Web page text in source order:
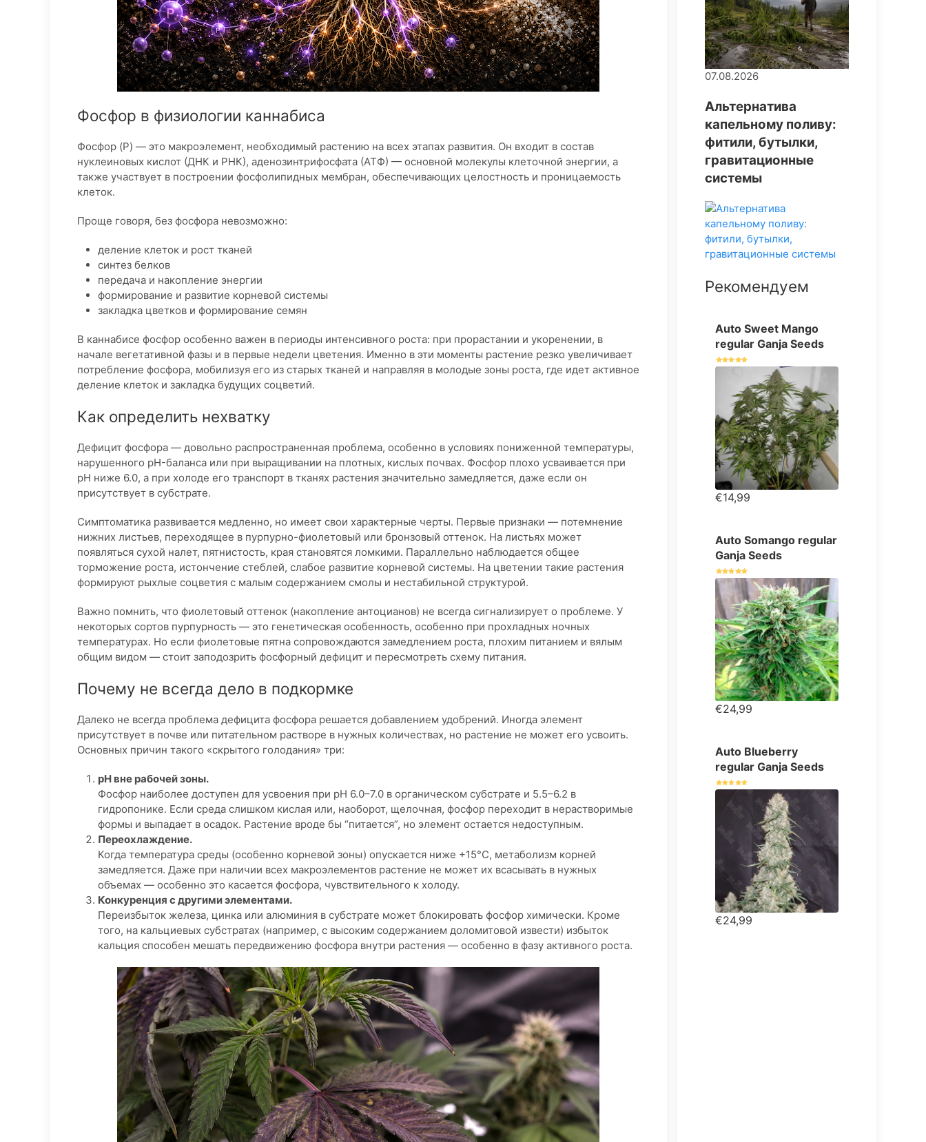
Фосфор в физиологии каннабиса
Фосфор (P) — это макроэлемент, необходимый растению на всех этапах развития. Он входит в состав
нуклеиновых кислот (ДНК и РНК), аденозинтрифосфата (АТФ) — основной молекулы клеточной энергии, а
также участвует в построении фосфолипидных мембран, обеспечивающих целостность и проницаемость
клеток.
Проще говоря, без фосфора невозможно:
деление клеток и рост тканей
синтез белков
передача и накопление энергии
формирование и развитие корневой системы
закладка цветков и формирование семян
В каннабисе фосфор особенно важен в периоды интенсивного роста: при прорастании и укоренении, в
начале вегетативной фазы и в первые недели цветения. Именно в эти моменты растение резко увеличивает
потребление фосфора, мобилизуя его из старых тканей и направляя в молодые зоны роста, где идет активное
деление клеток и закладка будущих соцветий.
Как определить нехватку
Дефицит фосфора — довольно распространенная проблема, особенно в условиях пониженной температуры,
нарушенного pH-баланса или при выращивании на плотных, кислых почвах. Фосфор плохо усваивается при
pH ниже 6.0, а при холоде его транспорт в тканях растения значительно замедляется, даже если он
присутствует в субстрате.
Симптоматика развивается медленно, но имеет свои характерные черты. Первые признаки — потемнение
нижних листьев, переходящее в пурпурно-фиолетовый или бронзовый оттенок. На листьях может
появляться сухой налет, пятнистость, края становятся ломкими. Параллельно наблюдается общее
торможение роста, истончение стеблей, слабое развитие корневой системы. На цветении такие растения
формируют рыхлые соцветия с малым содержанием смолы и нестабильной структурой.
Важно помнить, что фиолетовый оттенок (накопление антоцианов) не всегда сигнализирует о проблеме. У
некоторых сортов пурпурность — это генетическая особенность, особенно при прохладных ночных
температурах. Но если фиолетовые пятна сопровождаются замедлением роста, плохим питанием и вялым
общим видом — стоит заподозрить фосфорный дефицит и пересмотреть схему питания.
Почему не всегда дело в подкормке
Далеко не всегда проблема дефицита фосфора решается добавлением удобрений. Иногда элемент
присутствует в почве или питательном растворе в нужных количествах, но растение не может его усвоить.
Основных причин такого «скрытого голодания» три:
pH вне рабочей зоны.
Фосфор наиболее доступен для усвоения при pH 6.0–7.0 в органическом субстрате и 5.5–6.2 в
гидропонике. Если среда слишком кислая или, наоборот, щелочная, фосфор переходит в нерастворимые
формы и выпадает в осадок. Растение вроде бы “питается”, но элемент остается недоступным.
Переохлаждение.
Когда температура среды (особенно корневой зоны) опускается ниже +15°C, метаболизм корней
замедляется. Даже при наличии всех макроэлементов растение не может их всасывать в нужных
объемах — особенно это касается фосфора, чувствительного к холоду.
Конкуренция с другими элементами.
Переизбыток железа, цинка или алюминия в субстрате может блокировать фосфор химически. Кроме
того, на кальциевых субстратах (например, с высоким содержанием доломитовой извести) избыток
кальция способен мешать передвижению фосфора внутри растения — особенно в фазу активного роста.
07.08.2026
Альтернатива
капельному поливу:
фитили, бутылки,
гравитационные
системы
Рекомендуем
Auto Sweet Mango
regular Ganja Seeds
€14,99
Auto Somango regular
Ganja Seeds
€24,99
Auto Blueberry
regular Ganja Seeds
€24,99